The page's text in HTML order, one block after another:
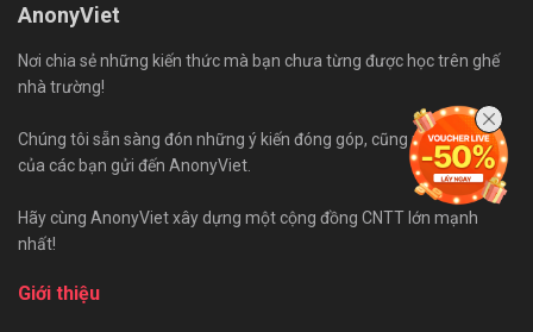
AnonyViet
Nơi chia sẻ những kiến thức mà bạn chưa từng được học trên ghế
nhà trường!
Chúng tôi sẵn sàng đón những ý kiến đóng góp, cũng như bài viết
của các bạn gửi đến AnonyViet.
Hãy cùng AnonyViet xây dựng một cộng đồng CNTT lớn mạnh
nhất!
Giới thiệu